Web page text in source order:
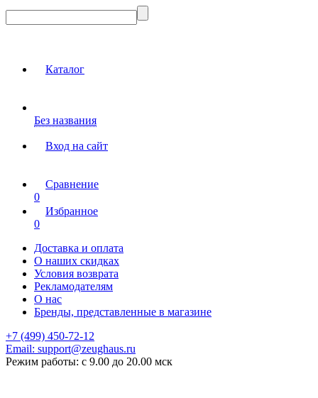
Каталог
Без названия
Вход на сайт
Сравнение
0
Избранное
0
Доставка и оплата
О наших скидках
Условия возврата
Рекламодателям
О нас
Бренды, представленные в магазине
+7 (499) 450-72-12
Email: support@zeughaus.ru
Режим работы: с 9.00 до 20.00 мск